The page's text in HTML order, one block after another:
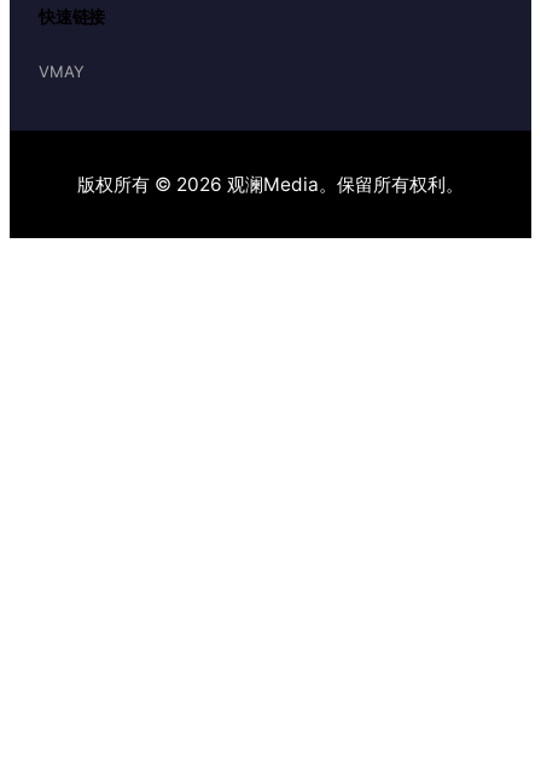
快速链接
VMAY
版权所有 © 2026 观澜Media。保留所有权利。